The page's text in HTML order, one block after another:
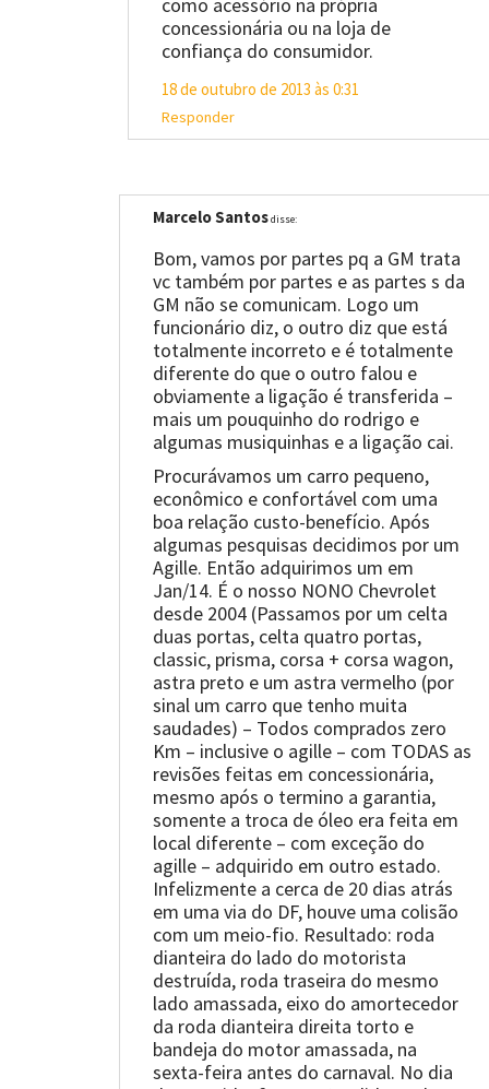
como acessório na própria
concessionária ou na loja de
confiança do consumidor.
18 de outubro de 2013 às 0:31
Responder
Marcelo Santosdisse:
Bom, vamos por partes pq a GM trata
vc também por partes e as partes s da
GM não se comunicam. Logo um
funcionário diz, o outro diz que está
totalmente incorreto e é totalmente
diferente do que o outro falou e
obviamente a ligação é transferida –
mais um pouquinho do rodrigo e
algumas musiquinhas e a ligação cai.
Procurávamos um carro pequeno,
econômico e confortável com uma
boa relação custo-benefício. Após
algumas pesquisas decidimos por um
Agille. Então adquirimos um em
Jan/14. É o nosso NONO Chevrolet
desde 2004 (Passamos por um celta
duas portas, celta quatro portas,
classic, prisma, corsa + corsa wagon,
astra preto e um astra vermelho (por
sinal um carro que tenho muita
saudades) – Todos comprados zero
Km – inclusive o agille – com TODAS as
revisões feitas em concessionária,
mesmo após o termino a garantia,
somente a troca de óleo era feita em
local diferente – com exceção do
agille – adquirido em outro estado.
Infelizmente a cerca de 20 dias atrás
em uma via do DF, houve uma colisão
com um meio-fio. Resultado: roda
dianteira do lado do motorista
destruída, roda traseira do mesmo
lado amassada, eixo do amortecedor
da roda dianteira direita torto e
bandeja do motor amassada, na
sexta-feira antes do carnaval. No dia